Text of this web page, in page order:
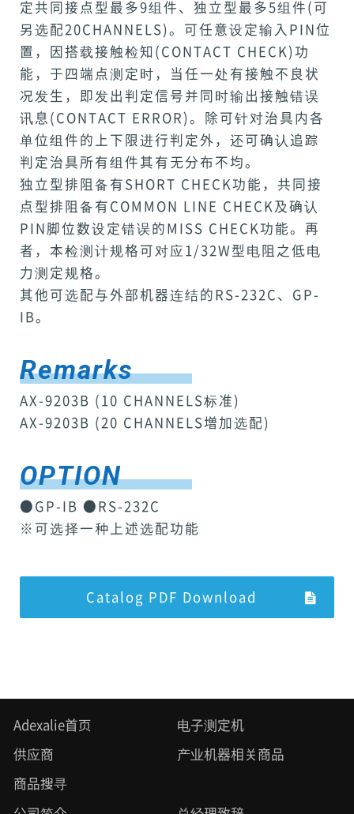
定共同接点型最多9组件、独立型最多5组件(可
另选配20CHANNELS)。可任意设定输入PIN位
置，因搭载接触检知(CONTACT CHECK)功
能，于四端点测定时，当任一处有接触不良状
况发生，即发出判定信号并同时输出接触错误
讯息(CONTACT ERROR)。除可针对治具内各
单位组件的上下限进行判定外，还可确认追踪
判定治具所有组件其有无分布不均。
独立型排阻备有SHORT CHECK功能，共同接
点型排阻备有COMMON LINE CHECK及确认
PIN脚位数设定错误的MISS CHECK功能。再
者，本检测计规格可对应1/32W型电阻之低电
力测定规格。
其他可选配与外部机器连结的RS-232C、GP-
IB。
Remarks
AX-9203B (10 CHANNELS标准)
AX-9203B (20 CHANNELS増加选配)
OPTION
●GP-IB ●RS-232C
※可选择一种上述选配功能
Catalog PDF Download
Adexalie首页 电子测定机
供应商 产业机器相关商品
商品搜寻